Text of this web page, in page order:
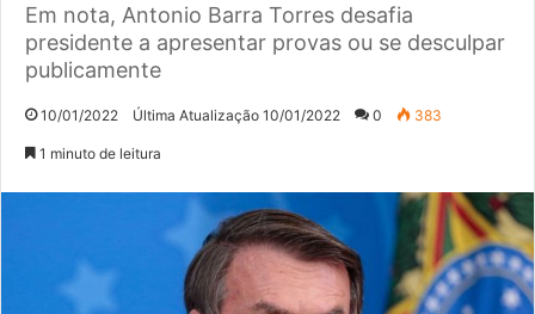
Em nota, Antonio Barra Torres desafia
presidente a apresentar provas ou se desculpar
publicamente
10/01/2022 Última Atualização 10/01/2022 0 383
1 minuto de leitura